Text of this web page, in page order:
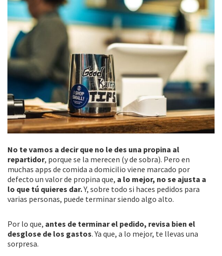
No te vamos a decir que no le des una propina al
repartidor, porque se la merecen (y de sobra). Pero en
muchas apps de comida a domicilio viene marcado por
defecto un valor de propina que, a lo mejor, no se ajusta a
lo que tú quieres dar.Y, sobre todo si haces pedidos para
varias personas, puede terminar siendo algo alto.
Por lo que, antes de terminar el pedido, revisa bien el
desglose de los gastos. Ya que, a lo mejor, te llevas una
sorpresa.